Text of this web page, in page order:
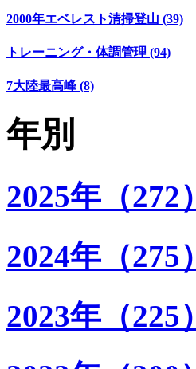
2000年エベレスト清掃登山 (39)
トレーニング・体調管理 (94)
7大陸最高峰 (8)
年別
2025年（272）
2024年（275）
2023年（225）